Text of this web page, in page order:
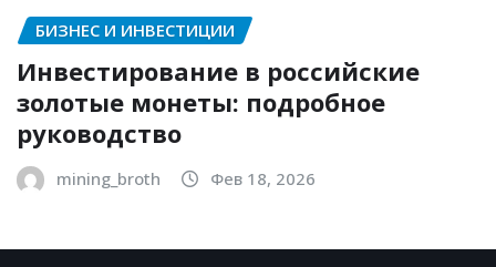
БИЗНЕС И ИНВЕСТИЦИИ
Инвестирование в российские
золотые монеты: подробное
руководство
mining_broth Фев 18, 2026